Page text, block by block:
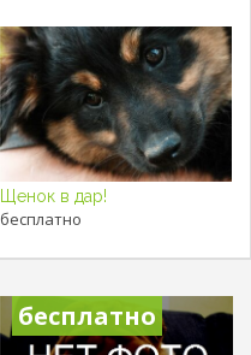
Щенок в дар!
бесплатно
бесплатно